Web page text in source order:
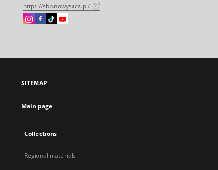
https://sbp.nowysacz.pl/
Instagram
open
new
Facebook
open
new
Instagram
open
new
Instagram
open
SITEMAP
Main page
Collections
Regional materials